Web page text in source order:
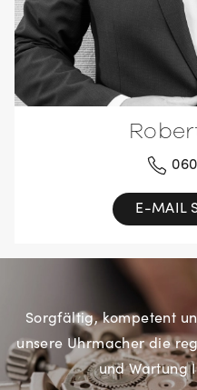
E-MAIL
Sorgfältig, kompetent
unsere Uhrmacher die
und Wartung